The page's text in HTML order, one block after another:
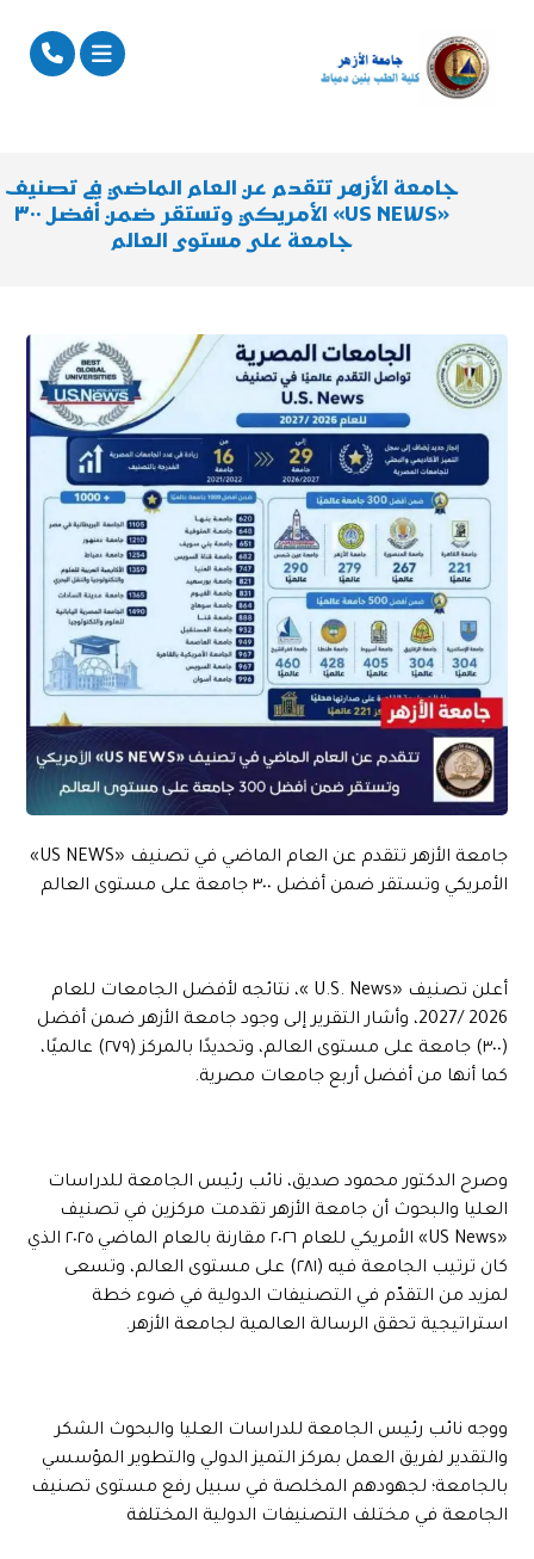
جامعة الأزهر تتقدم عن العام الماضي في تصنيف
«US NEWS» الأمريكي وتستقر ضمن أفضل ٣٠٠
جامعة على مستوى العالم
جامعة الأزهر تتقدم عن العام الماضي في تصنيف «US NEWS»
الأمريكي وتستقر ضمن أفضل ٣٠٠ جامعة على مستوى العالم
أعلن تصنيف «U.S. News »، نتائجه لأفضل الجامعات للعام
2026 /2027، وأشار التقرير إلى وجود جامعة الأزهر ضمن أفضل
(٣٠٠) جامعة على مستوى العالم، وتحديدًا بالمركز (٢٧٩) عالميًا،
كما أنها من أفضل أربع جامعات مصرية.
وصرح الدكتور محمود صديق، نائب رئيس الجامعة للدراسات
العليا والبحوث أن جامعة الأزهر تقدمت مركزين في تصنيف
«US News» الأمريكي للعام ٢٠٢٦ مقارنة بالعام الماضي ٢٠٢٥ الذي
كان ترتيب الجامعة فيه (٢٨١) على مستوى العالم، وتسعى
لمزيد من التقدّم في التصنيفات الدولية في ضوء خطة
استراتيجية تحقق الرسالة العالمية لجامعة الأزهر.
ووجه نائب رئيس الجامعة للدراسات العليا والبحوث الشكر
والتقدير لفريق العمل بمركز التميز الدولي والتطوير المؤسسي
بالجامعة؛ لجهودهم المخلصة في سبيل رفع مستوى تصنيف
الجامعة في مختلف التصنيفات الدولية المختلفة